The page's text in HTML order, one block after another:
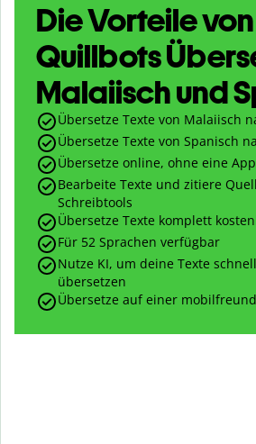
Die Vorteile von
Quillbots
Malaiisch und
Übersetze Texte von Malaiisch
Übersetze Texte von Spanisch
Übersetze online, ohne eine
Bearbeite Texte und zitiere
Schreibtools
Übersetze Texte komplett
Für 52 Sprachen verfügbar
Nutze KI, um deine Texte
übersetzen
Übersetze auf einer